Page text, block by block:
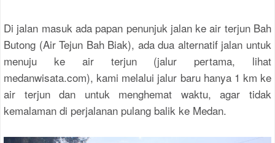
Di jalan masuk ada papan penunjuk jalan ke air terjun Bah
Butong (Air Tejun Bah Biak), ada dua alternatif jalan untuk
menuju ke air terjun (jalur pertama, lihat
medanwisata.com), kami melalui jalur baru hanya 1 km ke
air terjun dan untuk menghemat waktu, agar tidak
kemalaman di perjalanan pulang balik ke Medan.